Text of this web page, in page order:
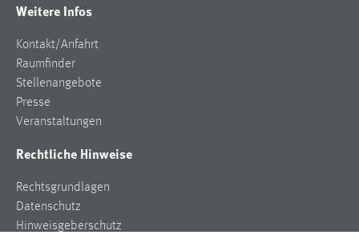
Weitere Infos
Kontakt/Anfahrt
Raumfinder
Stellenangebote
Presse
Veranstaltungen
Rechtliche Hinweise
Rechtsgrundlagen
Datenschutz
Hinweisgeberschutz